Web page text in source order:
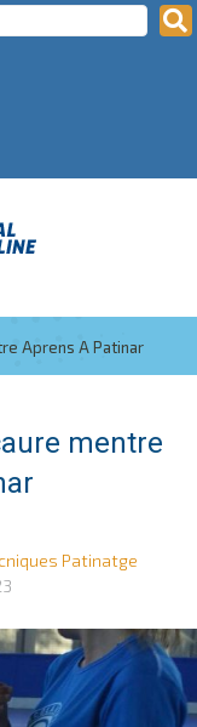
Aprens A Patinar
mentre
Patinatge